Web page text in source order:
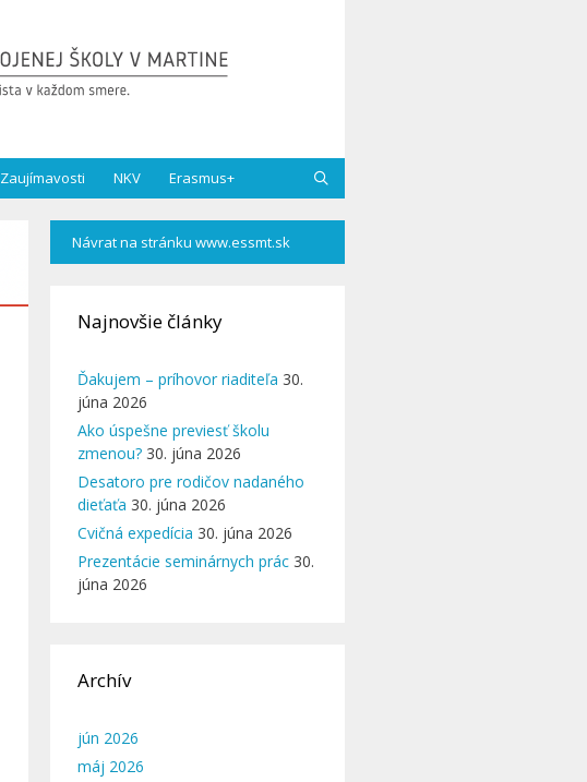
Zaujímavosti NKV Erasmus+
Návrat na stránku www.essmt.sk
Najnovšie články
Ďakujem – príhovor riaditeľa 30.
júna 2026
Ako úspešne previesť školu
zmenou? 30. júna 2026
Desatoro pre rodičov nadaného
dieťaťa 30. júna 2026
Cvičná expedícia 30. júna 2026
Prezentácie seminárnych prác 30.
júna 2026
Archív
jún 2026
máj 2026